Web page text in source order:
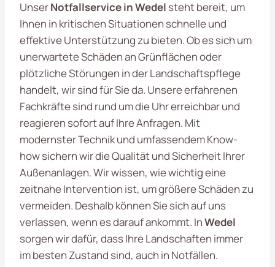
UnserNotfallservice in Wedel steht bereit, um
Ihnen in kritischen Situationen schnelle und
effektive Unterstützung zu bieten. Ob es sich um
unerwartete Schäden an Grünflächen oder
plötzliche Störungen in der Landschaftspflege
handelt, wir sind für Sie da. Unsere erfahrenen
Fachkräfte sind rund um die Uhr erreichbar und
reagieren sofort auf Ihre Anfragen. Mit
modernster Technik und umfassendem Know-
how sichern wir die Qualität und Sicherheit Ihrer
Außenanlagen. Wir wissen, wie wichtig eine
zeitnahe Intervention ist, um größere Schäden zu
vermeiden. Deshalb können Sie sich auf uns
verlassen, wenn es darauf ankommt. InWedel
sorgen wir dafür, dass Ihre Landschaften immer
im besten Zustand sind, auch in Notfällen.